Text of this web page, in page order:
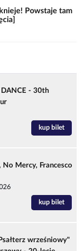
Powstaje tam
DANCE - 30th
kup bilet
No Mercy, Francesco
kup bilet
wrześniowy"